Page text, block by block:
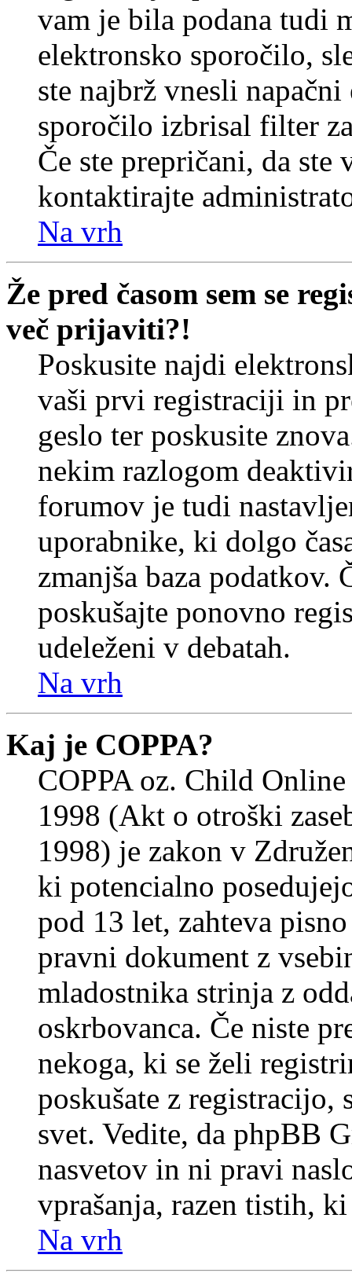
vam je bila podana tudi
elektronsko sporočilo,
ste najbrž vnesli
sporočilo izbrisal filter
Če ste prepričani, da
kontaktirajte
Na vrh
Že pred časom sem se
več prijaviti?!
Poskusite najdi
vaši prvi registraciji in
geslo ter poskusite
nekim razlogom
forumov je tudi
uporabnike, ki dolgo
zmanjša baza podatkov.
poskušajte ponovno
udeleženi v debatah.
Na vrh
Kaj je COPPA?
COPPA oz. Child
1998 (Akt o otroški
1998) je zakon v
ki potencialno
pod 13 let, zahteva
pravni dokument z
mladostnika strinja z
oskrbovanca. Če niste
nekoga, ki se želi
poskušate z registracijo,
svet. Vedite, da phpBB
nasvetov in ni pravi
vprašanja, razen tistih,
Na vrh